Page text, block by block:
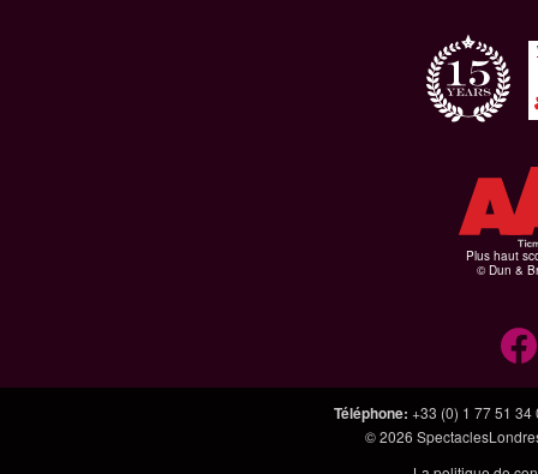
Plus haut
© Dun &
Téléphone: +33 (0) 1 77 51 34
© 2026